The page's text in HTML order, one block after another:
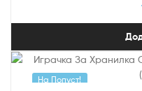
На Попуст!